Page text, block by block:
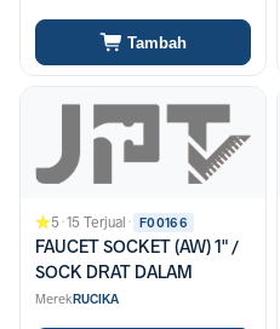
Tambah
5·15 Terjual· F00166
FAUCET SOCKET (AW) 1" /
SOCK DRAT DALAM
MerekRUCIKA